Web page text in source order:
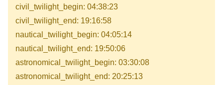
civil_twilight_begin: 04:38:23
civil_twilight_end: 19:16:58
nautical_twilight_begin: 04:05:14
nautical_twilight_end: 19:50:06
astronomical_twilight_begin: 03:30:08
astronomical_twilight_end: 20:25:13